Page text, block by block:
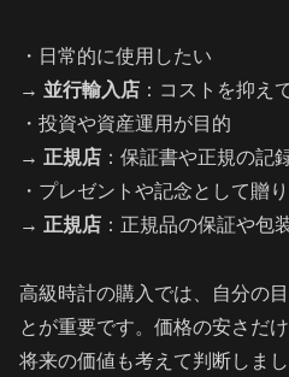
・日常的に使用したい
→ 並行輸入店 ：コストを抑え
・投資や資産運用が目的
→ 正規店 ：保証書や正規の記
・プレゼントや記念として贈
→ 正規店 ：正規品の保証や包
高級時計の購入では、自分の
とが重要です。価格の安さだ
将来の価値も考えて判断しまし